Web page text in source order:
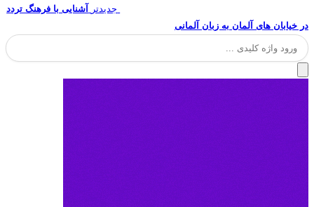
جدیدتر
آشنایی با فرهنگ تردد
در خیابان های آلمان به زبان آلمانی
جستجو
برای: